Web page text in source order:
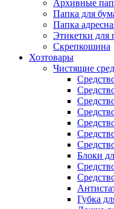
Архивные
Папка для
Папка
Этикетки для
Скрепкошина
Хозтовары
Чистящие
Блоки
Губка